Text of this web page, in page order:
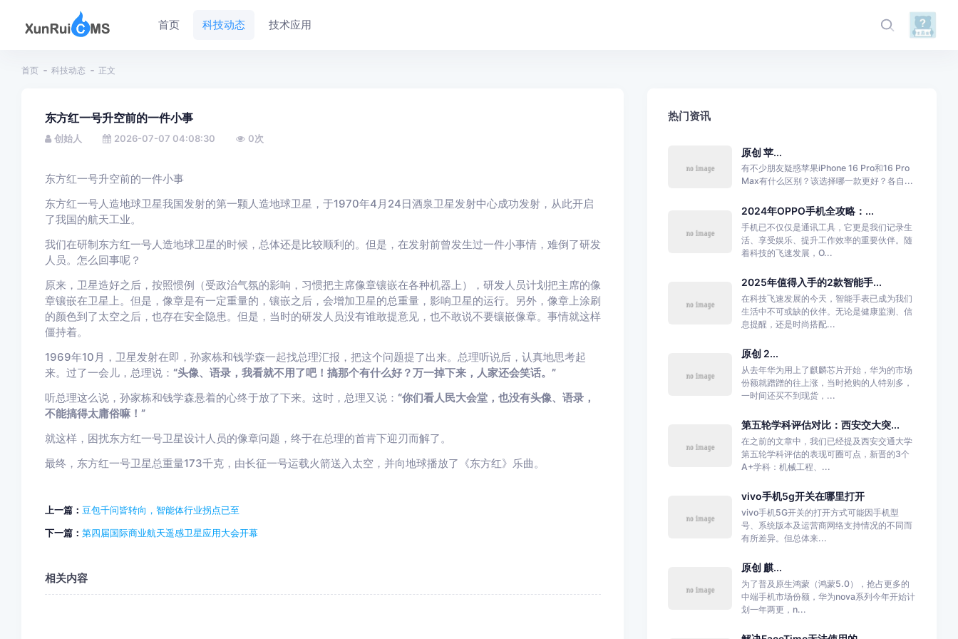
首页 科技动态 技术应用
首页 科技动态 正文
东方红一号升空前的一件小事
创始人 2026-07-07 04:08:30 0次
东方红一号升空前的一件小事
东方红一号人造地球卫星我国发射的第一颗人造地球卫星，于1970年4月24日酒泉卫星发射中心成功发射，从此开启
了我国的航天工业。
我们在研制东方红一号人造地球卫星的时候，总体还是比较顺利的。但是，在发射前曾发生过一件小事情，难倒了研发
人员。怎么回事呢？
原来，卫星造好之后，按照惯例（受政治气氛的影响，习惯把主席像章镶嵌在各种机器上），研发人员计划把主席的像
章镶嵌在卫星上。但是，像章是有一定重量的，镶嵌之后，会增加卫星的总重量，影响卫星的运行。另外，像章上涂刷
的颜色到了太空之后，也存在安全隐患。但是，当时的研发人员没有谁敢提意见，也不敢说不要镶嵌像章。事情就这样
僵持着。
1969年10月，卫星发射在即，孙家栋和钱学森一起找总理汇报，把这个问题提了出来。总理听说后，认真地思考起
来。过了一会儿，总理说： “头像、语录，我看就不用了吧！搞那个有什么好？万一掉下来，人家还会笑话。”
听总理这么说，孙家栋和钱学森悬着的心终于放了下来。这时，总理又说： “你们看人民大会堂，也没有头像、语录，
不能搞得太庸俗嘛！”
就这样，困扰东方红一号卫星设计人员的像章问题，终于在总理的首肯下迎刃而解了。
最终，东方红一号卫星总重量173千克，由长征一号运载火箭送入太空，并向地球播放了《东方红》乐曲。
上一篇： 豆包千问皆转向，智能体行业拐点已至
下一篇： 第四届国际商业航天遥感卫星应用大会开幕
相关内容
热门资讯
原创 苹...
有不少朋友疑惑苹果iPhone 16 Pro和16 Pro
Max有什么区别？该选择哪一款更好？各自...
2024年OPPO手机全攻略：...
手机已不仅仅是通讯工具，它更是我们记录生
活、享受娱乐、提升工作效率的重要伙伴。随
着科技的飞速发展，O...
2025年值得入手的2款智能手...
在科技飞速发展的今天，智能手表已成为我们
生活中不可或缺的伙伴。无论是健康监测、信
息提醒，还是时尚搭配...
原创 2...
从去年华为用上了麒麟芯片开始，华为的市场
份额就蹭蹭的往上涨，当时抢购的人特别多，
一时间还买不到现货，...
第五轮学科评估对比：西安交大突...
在之前的文章中，我们已经提及西安交通大学
第五轮学科评估的表现可圈可点，新晋的3个
A+学科：机械工程、...
vivo手机5g开关在哪里打开
vivo手机5G开关的打开方式可能因手机型
号、系统版本及运营商网络支持情况的不同而
有所差异。但总体来...
原创 麒...
为了普及原生鸿蒙（鸿蒙5.0），抢占更多的
中端手机市场份额，华为nova系列今年开始计
划一年两更，n...